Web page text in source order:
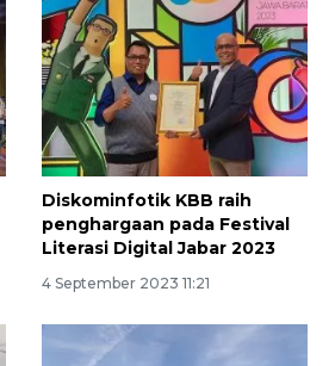
Diskominfotik KBB raih
penghargaan pada Festival
Literasi Digital Jabar 2023
4 September 2023 11:21